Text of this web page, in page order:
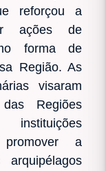
reforçou a
ações de
forma de
Região. As
visaram
Regiões
a